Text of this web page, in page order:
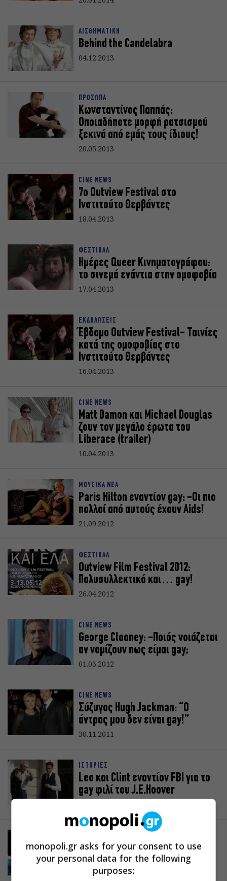
ΑΙΣΘΗΜΑΤΙΚΗ
Behind the Candelabra
04.12.2013
ΠΡΟΣΩΠΑ
Κωνσταντίνος Παππάς:
Οποιαδήποτε μορφή ρατσισμού
ξεκινά από εμάς τους ίδιους!
20.05.2013
CINE NEWS
7ο Outview Festival στο
Ινστιτούτο Θερβάντες
18.04.2013
ΦΕΣΤΙΒΑΛ
Ημέρες Queer Κινηματογράφου:
το σινεμά ενάντια στην ομοφοβία
17.04.2013
ΕΚΔΗΛΩΣΕΙΣ
Έβδομο Outview Festival- Ταινίες
κατά της ομοφοβίας στο
Ινστιτούτο Θερβάντες
16.04.2013
CINE NEWS
Matt Damon και Michael Douglas
ζουν τον μεγάλο έρωτα του
Liberace (trailer)
10.04.2013
ΜΟΥΣΙΚΑ ΝΕΑ
Paris Hilton εναντίον gay: -Οι πιο
πολλοί από αυτούς έχουν Aids!
21.09.2012
ΦΕΣΤΙΒΑΛ
Outview Film Festival 2012:
Πολυσυλλεκτικό και… gay!
26.04.2012
CINE NEWS
George Clooney: -Ποιός νοιάζεται
αν νομίζουν πως είμαι gay;
01.03.2012
CINE NEWS
Σύζυγος Hugh Jackman: “Ο
άντρας μου δεν είναι gay!”
30.11.2011
ΙΣΤΟΡΙΕΣ
Leo και Clint εναντίον FBI για τo
gay φιλί του J.E.Hoover
Η Μαντόνα κάνει σκόνη… τον
Μπερλουσκόνι!
15.09.2011
monopoli.gr asks for your consent to use
your personal data for the following
purposes: